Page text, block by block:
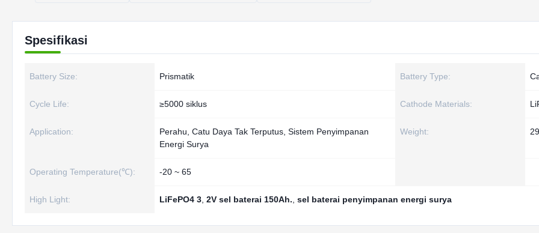
Spesifikasi
Battery Size: Prismatik Battery Type:
Cycle Life: ≥5000 siklus Cathode Materials:
Application:
Perahu, Catu Daya Tak Terputus, Sistem Penyimpanan
Energi Surya
Weight:
Operating Temperature(℃): -20 ~ 65
High Light: LiFePO4 3 2V sel baterai 150Ah. sel baterai penyimpanan energi surya